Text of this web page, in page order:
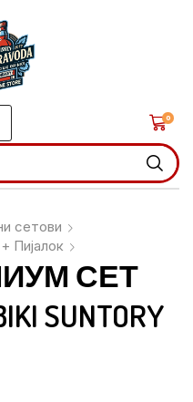
0
сетови
Пијалок
СЕТ
SUNTORY